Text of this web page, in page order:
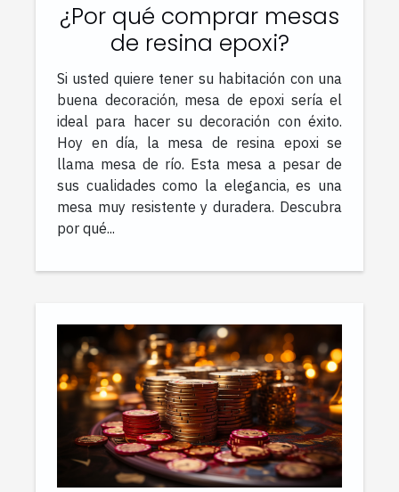
¿Por qué comprar mesas
de resina epoxi?
Si usted quiere tener su habitación con una
buena decoración, mesa de epoxi sería el
ideal para hacer su decoración con éxito.
Hoy en día, la mesa de resina epoxi se
llama mesa de río. Esta mesa a pesar de
sus cualidades como la elegancia, es una
mesa muy resistente y duradera. Descubra
por qué...